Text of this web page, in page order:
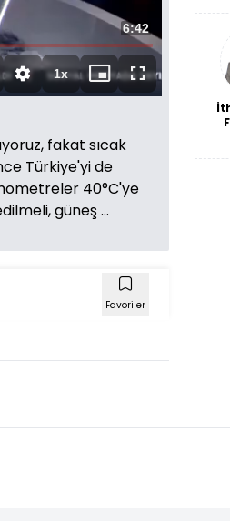
Toplam
Süre
6:42
1xOynatma
Hızı
Mini
oynatıcı
Tam
Ekran
fakat sıcak
Türkiye'yi de
40°C'ye
güneş ...
Favoriler